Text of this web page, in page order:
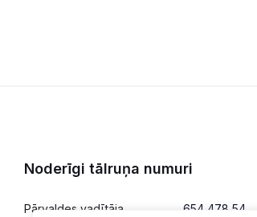
Noderīgi tālruņa numuri
Pārvaldes vadītāja 654 478 54